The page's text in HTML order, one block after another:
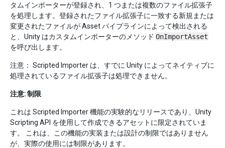
タムインポーターが登録され、1 つまたは複数のファイル拡張子
を処理します。登録されたファイル拡張子に一致する新規または
変更されたファイルが Asset パイプラインによって検出される
と、Unity はカスタムインポーターのメソッド OnImportAsset
を呼び出します。
注意： Scripted Importer は、すでに Unity によってネイティブに
処理されているファイル拡張子は処理できません。
注意: 制限
これは Scripted Importer 機能の実験的なリリースであり、Unity
Scripting API を使用して作成できるアセットに限定されていま
す。 これは、この機能の実装または設計の制限ではありません
が、実際の使用には制限があります。